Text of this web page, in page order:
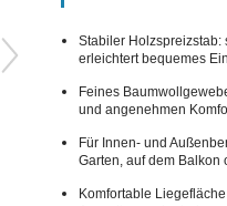
Stabiler Holzspreizstab:
erleichtert bequemes
Feines
und angenehmen
Für Innen- und
Garten, auf dem Balkon
Komfortable